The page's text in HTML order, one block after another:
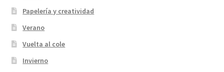
Papelería y creatividad
Verano
Vuelta al cole
Invierno